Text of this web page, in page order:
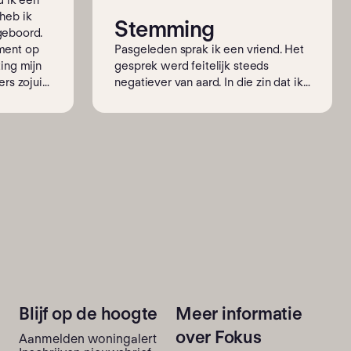
ik
op
mijn
zojuist
vraag
Stemming
Pasgeleden sprak ik een vriend. Het
gesprek werd feitelijk steeds
negatiever van aard. In die zin dat ik
aan personeel in toenemende mate
Blijf op de hoogte
Aanmelden woningalert
Meer informatie
over Fokus